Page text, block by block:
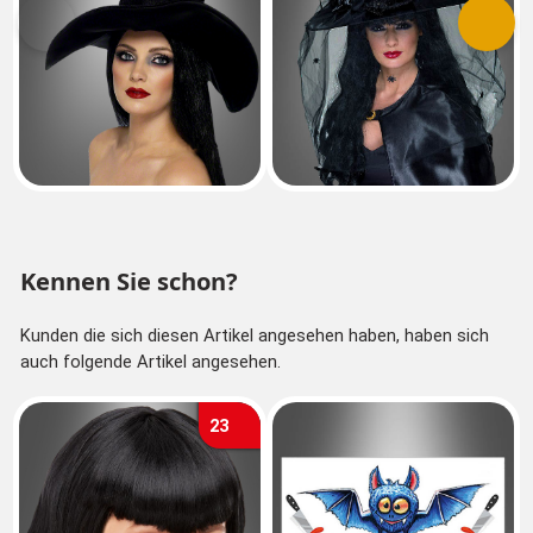
Vorherige
Kennen Sie schon?
Kunden die sich diesen Artikel angesehen haben, haben sich
auch folgende Artikel angesehen.
23